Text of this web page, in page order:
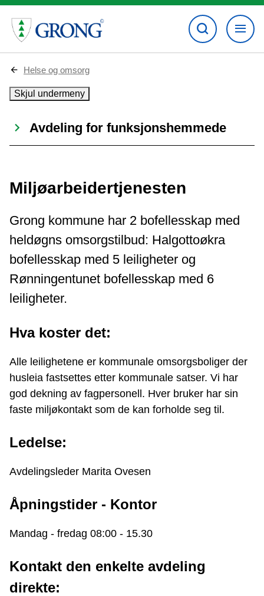
D
e
r
:
Helse og omsorg
Skjul undermeny
Avdeling for funksjonshemmede
Miljøarbeidertjenesten
Grong kommune har 2 bofellesskap med
heldøgns omsorgstilbud: Halgottoøkra
bofellesskap med 5 leiligheter og
Rønningentunet bofellesskap med 6
leiligheter.
Hva koster det:
Alle leilighetene er kommunale omsorgsboliger der
husleia fastsettes etter kommunale satser. Vi har
god dekning av fagpersonell. Hver bruker har sin
faste miljøkontakt som de kan forholde seg til.
Ledelse:
Avdelingsleder Marita Ovesen
Åpningstider - Kontor
Mandag - fredag 08:00 - 15.30
Kontakt den enkelte avdeling
direkte: